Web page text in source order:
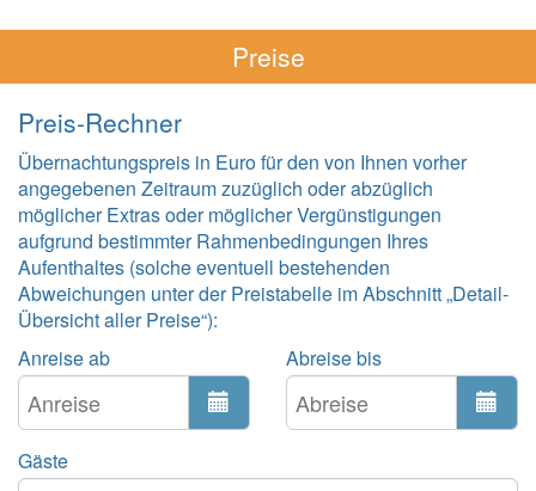
Preise
Preis-Rechner
Übernachtungspreis in Euro für den von Ihnen vorher
angegebenen Zeitraum zuzüglich oder abzüglich
möglicher Extras oder möglicher Vergünstigungen
aufgrund bestimmter Rahmenbedingungen Ihres
Aufenthaltes (solche eventuell bestehenden
Abweichungen unter der Preistabelle im Abschnitt „Detail-
Übersicht aller Preise“):
Anreise ab
Abreise bis
Gäste